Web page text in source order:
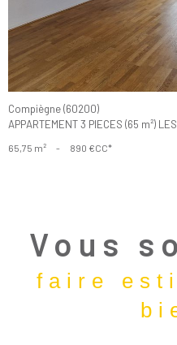
Compiègne (60200)
APPARTEMENT 3 PIECES (65 m²)
65,75 m² - 890 €CC*
Vous
faire